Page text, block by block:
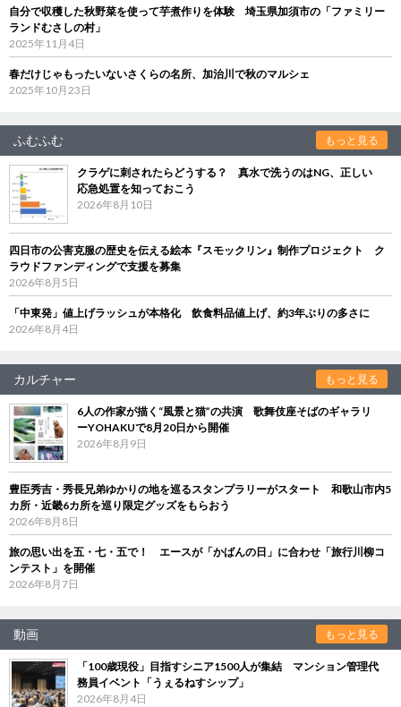
自分で収穫した秋野菜を使って芋煮作りを体験 埼玉県加須市の「ファミリー
ランドむさしの村」
2025年11月4日
春だけじゃもったいないさくらの名所、加治川で秋のマルシェ
2025年10月23日
ふむふむ もっと見る
クラゲに刺されたらどうする？ 真水で洗うのはNG、正しい
応急処置を知っておこう
2026年8月10日
四日市の公害克服の歴史を伝える絵本『スモックリン』制作プロジェクト ク
ラウドファンディングで支援を募集
2026年8月5日
「中東発」値上げラッシュが本格化 飲食料品値上げ、約3年ぶりの多さに
2026年8月4日
カルチャー もっと見る
6人の作家が描く“風景と猫”の共演 歌舞伎座そばのギャラリ
ーYOHAKUで8月20日から開催
2026年8月9日
豊臣秀吉・秀長兄弟ゆかりの地を巡るスタンプラリーがスタート 和歌山市内5
カ所・近畿6カ所を巡り限定グッズをもらおう
2026年8月8日
旅の思い出を五・七・五で！ エースが「かばんの日」に合わせ「旅行川柳コ
ンテスト」を開催
2026年8月7日
動画 もっと見る
「100歳現役」目指すシニア1500人が集結 マンション管理代
務員イベント「うぇるねすシップ」
2026年8月4日